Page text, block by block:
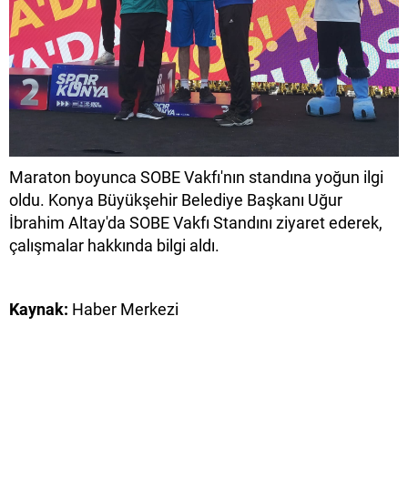
Maraton boyunca SOBE Vakfı'nın standına yoğun ilgi
oldu. Konya Büyükşehir Belediye Başkanı Uğur
İbrahim Altay'da SOBE Vakfı Standını ziyaret ederek,
çalışmalar hakkında bilgi aldı.
Kaynak: Haber Merkezi